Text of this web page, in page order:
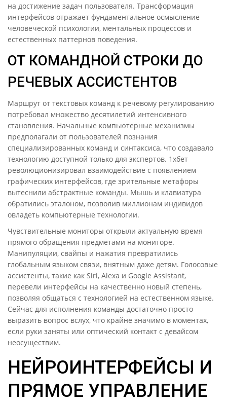
на достижение задач пользователя. Трансформация
интерфейсов отражает фундаментальное осмысление
человеческой психологии, ментальных процессов и
естественных паттернов поведения.
ОТ КОМАНДНОЙ СТРОКИ ДО
РЕЧЕВЫХ АССИСТЕНТОВ
Маршрут от текстовых команд к речевому регулированию
потребовал множество десятилетий интенсивного
становления. Начальные компьютерные механизмы
предполагали от пользователей познания
специализированных команд и синтаксиса, что создавало
технологию доступной только для экспертов. 1хбет
революционизировал взаимодействие с появлением
графических интерфейсов, где зрительные метафоры
вытеснили абстрактные команды. Мышь и клавиатура
обратились эталоном, позволив миллионам индивидов
овладеть компьютерные технологии.
Чувствительные мониторы открыли актуальную время
прямого обращения предметами на мониторе.
Манипуляции, свайпы и нажатия превратились
глобальным языком связи, внятным даже детям. Голосовые
ассистенты, такие как Siri, Alexa и Google Assistant,
перевели интерфейсы на качественно новый степень,
позволяя общаться с технологией на естественном языке.
Сейчас для исполнения команды достаточно просто
выразить вопрос вслух, что крайне значимо в моментах,
если руки заняты или оптический контакт с девайсом
неосуществим.
НЕЙРОИНТЕРФЕЙСЫ И
ПРЯМОЕ УПРАВЛЕНИЕ